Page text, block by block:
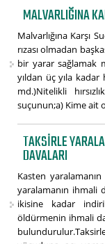
MALVARLIĞINA
Malvarlığına Karşı
rızası olmadan
bir yarar sağlamak
yıldan üç yıla kadar
md.)Nitelikli
suçunun;a) Kime ait
TAKSIRLE
DAVALARI
Kasten
yaralamanın ihmali
ikisine kadar
öldürmenin ihmali